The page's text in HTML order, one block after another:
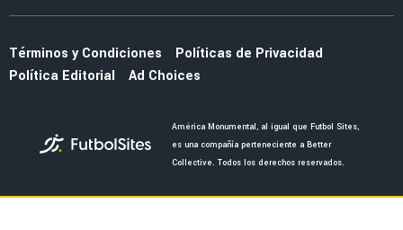
que manchó el Clásico